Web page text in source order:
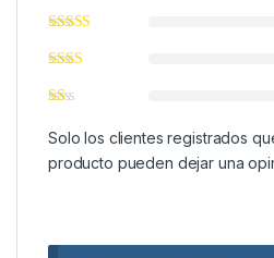
Solo los clientes registrados
producto pueden dejar una